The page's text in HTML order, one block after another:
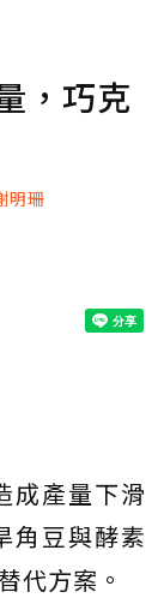
，巧克
明珊
成產量下滑
角豆與酵素
代方案。